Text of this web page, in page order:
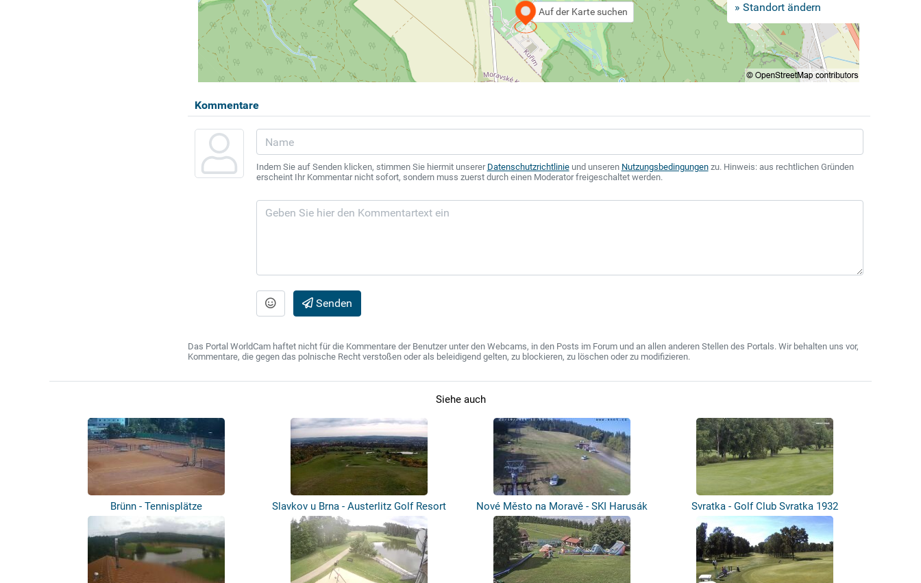
Auf der Karte suchen » Standort ändern
Kommentare
Indem Sie auf Senden klicken, stimmen Sie hiermit unserer Datenschutzrichtlinieund unseren Nutzungsbedingungenzu. Hinweis: aus rechtlichen Gründen
erscheint Ihr Kommentar nicht sofort, sondern muss zuerst durch einen Moderator freigeschaltet werden.
Senden
Das Portal WorldCam haftet nicht für die Kommentare der Benutzer unter den Webcams, in den Posts im Forum und an allen anderen Stellen des Portals. Wir behalten uns vor,
Kommentare, die gegen das polnische Recht verstoßen oder als beleidigend gelten, zu blockieren, zu löschen oder zu modifizieren.
Siehe auch
Brünn - Tennisplätze Slavkov u Brna - Austerlitz Golf Resort Nové Město na Moravě - SKI Harusák Svratka - Golf Club Svratka 1932